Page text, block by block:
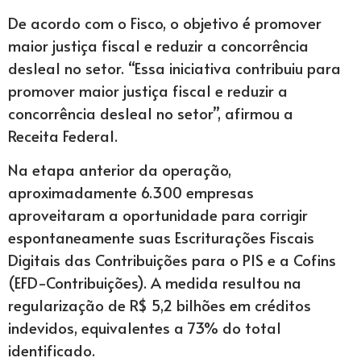
De acordo com o Fisco, o objetivo é promover
maior justiça fiscal e reduzir a concorrência
desleal no setor. “Essa iniciativa contribuiu para
promover maior justiça fiscal e reduzir a
concorrência desleal no setor”, afirmou a
Receita Federal.
Na etapa anterior da operação,
aproximadamente 6.300 empresas
aproveitaram a oportunidade para corrigir
espontaneamente suas Escriturações Fiscais
Digitais das Contribuições para o PIS e a Cofins
(EFD-Contribuições). A medida resultou na
regularização de R$ 5,2 bilhões em créditos
indevidos, equivalentes a 73% do total
identificado.